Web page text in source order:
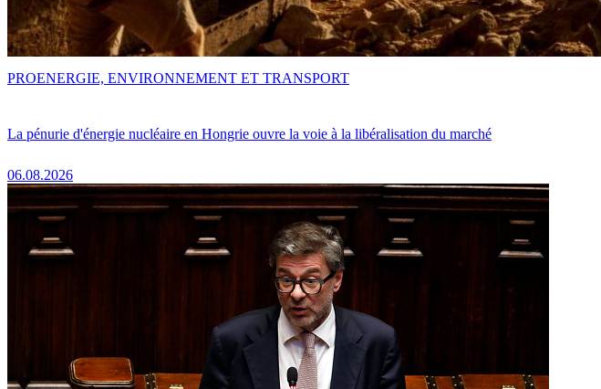
La pénurie d'énergie nucléaire en Hongrie ouvre la voie à la libéralisation du marché
06.08.2026
PROENERGIE, ENVIRONNEMENT ET TRANSPORT